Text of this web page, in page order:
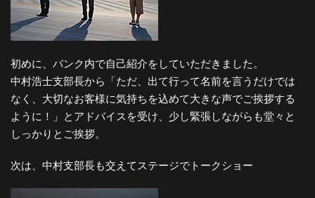
初めに、バンク内で自己紹介をしていただきました。
中村浩士支部長から「ただ、出て行って名前を言うだけでは
なく、大切なお客様に気持ちを込めて大きな声でご挨拶する
ように！」とアドバイスを受け、少し緊張しながらも堂々と
しっかりとご挨拶。
次は、中村支部長も交えてステージでトークショー